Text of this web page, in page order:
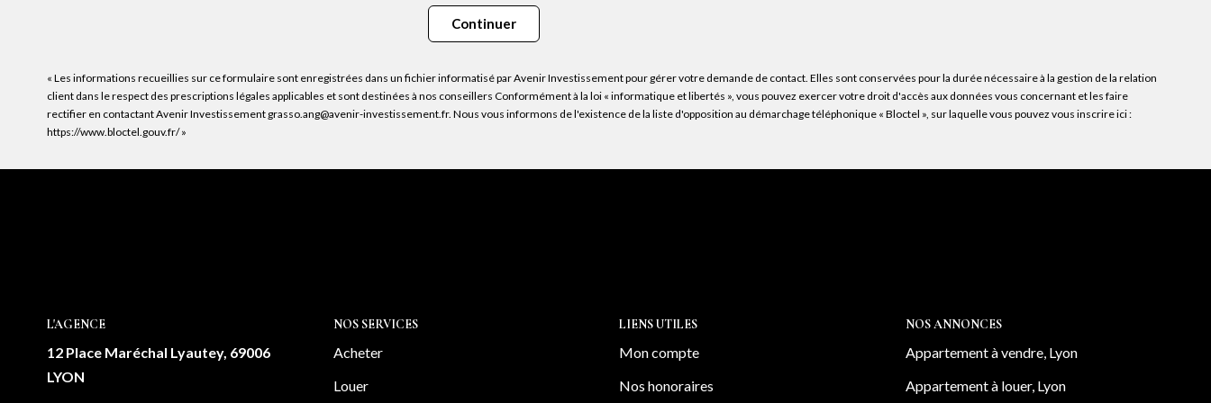
Continuer
« Les informations recueillies sur ce formulaire sont enregistrées dans un fichier informatisé par Avenir Investissement pour gérer votre demande de contact. Elles sont conservées pour la durée nécessaire à la gestion de la relation
client dans le respect des prescriptions légales applicables et sont destinées à nos conseillers Conformément à la loi « informatique et libertés », vous pouvez exercer votre droit d'accès aux données vous concernant et les faire
rectifier en contactant Avenir Investissement grasso.ang@avenir-investissement.fr. Nous vous informons de l'existence de la liste d'opposition au démarchage téléphonique « Bloctel », sur laquelle vous pouvez vous inscrire ici :
https://www.bloctel.gouv.fr/»
L'AGENCE
12 Place Maréchal Lyautey, 69006
LYON
NOS SERVICES
Acheter
Louer
LIENS UTILES
Mon compte
Nos honoraires
NOS ANNONCES
Appartement à vendre, Lyon
Appartement à louer, Lyon